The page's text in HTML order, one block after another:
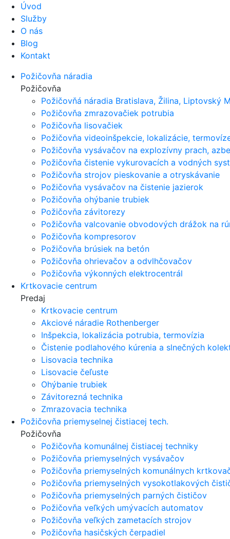
Úvod
Služby
O nás
Blog
Kontakt
Požičovňa náradia
Požičovňa
Požičovňá náradia Bratislava, Žilina, Liptovský
Požičovňa zmrazovačiek potrubia
Požičovňa lisovačiek
Požičovňa videoinšpekcie, lokalizácie,
Požičovňa vysávačov na explozívny prach,
Požičovňa čistenie vykurovacích a vodných
Požičovňa strojov pieskovanie a otryskávanie
Požičovňa vysávačov na čistenie jazierok
Požičovňa ohýbanie trubiek
Požičovňa závitorezy
Požičovňa valcovanie obvodových drážok na
Požičovňa kompresorov
Požičovňa brúsiek na betón
Požičovňa ohrievačov a odvlhčovačov
Požičovňa výkonných elektrocentrál
Krtkovacie centrum
Predaj
Krtkovacie centrum
Akciové náradie Rothenberger
Inšpekcia, lokalizácia potrubia, termovízia
Čistenie podlahového kúrenia a slnečných
Lisovacia technika
Lisovacie čeľuste
Ohýbanie trubiek
Závitorezná technika
Zmrazovacia technika
Požičovňa priemyselnej čistiacej tech.
Požičovňa
Požičovňa komunálnej čistiacej techniky
Požičovňa priemyselných vysávačov
Požičovňa priemyselných komunálnych
Požičovňa priemyselných vysokotlakových
Požičovňa priemyselných parných čističov
Požičovňa veľkých umývacích automatov
Požičovňa veľkých zametacích strojov
Požičovňa hasičských čerpadiel